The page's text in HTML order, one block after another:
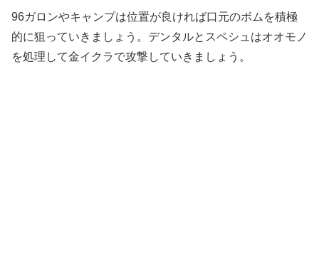
96ガロンやキャンプは位置が良ければ口元のボムを積極
的に狙っていきましょう。デンタルとスペシュはオオモノ
を処理して金イクラで攻撃していきましょう。